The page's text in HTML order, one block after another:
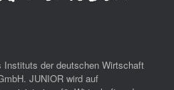
der deutschen Wirtschaft
JUNIOR wird auf